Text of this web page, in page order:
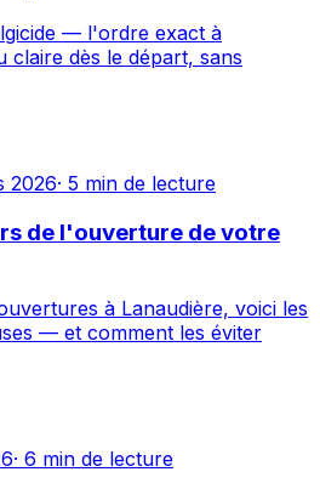
— l'ordre exact à
claire dès le départ, sans
2026· 5 min de lecture
de l'ouverture de votre
à Lanaudière, voici les
— et comment les éviter
· 6 min de lecture